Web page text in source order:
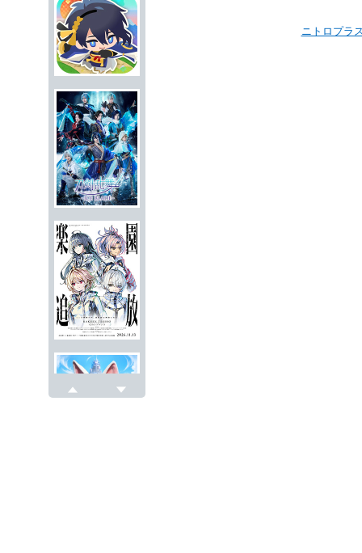
ニトロプラ